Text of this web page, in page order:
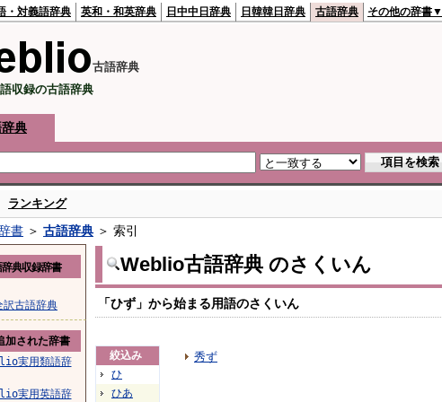
・対義語辞典 英和・和英辞典 日中中日辞典 日韓韓日辞典 古語辞典 その他の辞書▼
古語辞典
収録の古語辞典
典
ランキング
書 ＞ 古語辞典 ＞ 索引
Weblio古語辞典 のさくいん
「ひず」から始まる用語のさくいん
絞込み
ひ
ひあ
秀ず
典収録辞書
訳古語辞典
加された辞書
実用類語辞
実用英語辞